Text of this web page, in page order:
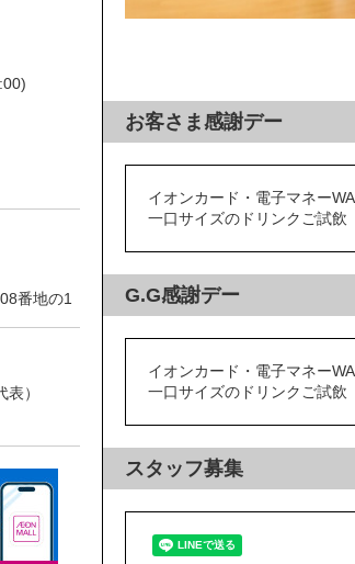
お客さま感謝デー
イオンカード・電子マネー
一口サイズのドリンクご試飲
G.G感謝デー
イオンカード・電子マネー
一口サイズのドリンクご試飲
スタッフ募集
番地の1
）